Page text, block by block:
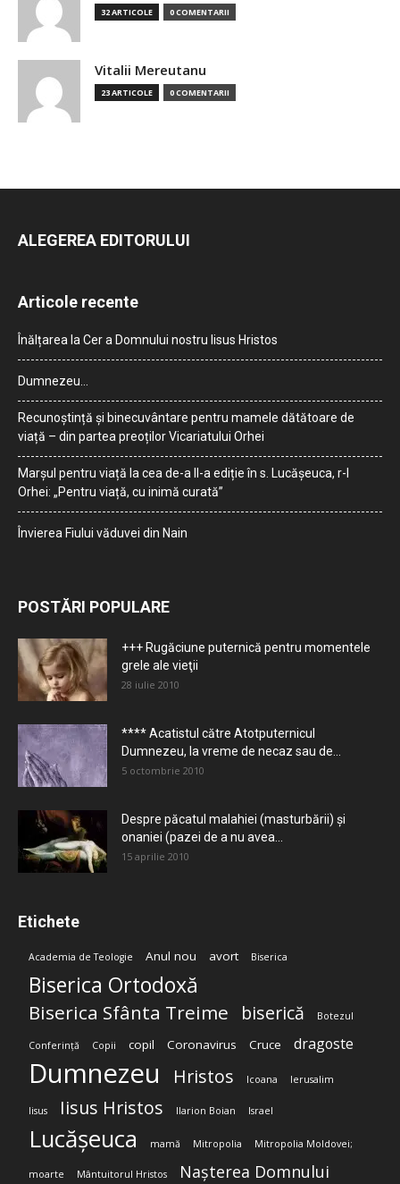
32 ARTICOLE 0 COMENTARII
Vitalii Mereutanu
23 ARTICOLE 0 COMENTARII
ALEGEREA EDITORULUI
Articole recente
Înălțarea la Cer a Domnului nostru Iisus Hristos
Dumnezeu…
Recunoștință și binecuvântare pentru mamele dătătoare de
viață – din partea preoților Vicariatului Orhei
Marșul pentru viață la cea de-a II-a ediție în s. Lucășeuca, r-l
Orhei: „Pentru viață, cu inimă curată”
Învierea Fiului văduvei din Nain
POSTĂRI POPULARE
+++ Rugăciune puternică pentru momentele
grele ale vieţii
28 iulie 2010
**** Acatistul către Atotputernicul
Dumnezeu, la vreme de necaz sau de...
5 octombrie 2010
Despre păcatul malahiei (masturbării) şi
onaniei (pazei de a nu avea...
15 aprilie 2010
Etichete
Academia de Teologie Anul nou avort Biserica
Biserica Ortodoxă
Biserica Sfânta Treime biserică Botezul
Conferință Copii copil Coronavirus Cruce dragoste
Dumnezeu Hristos Icoana Ierusalim
Iisus Iisus Hristos Ilarion Boian Israel
Lucășeuca mamă Mitropolia Mitropolia Moldovei;
moarte Mântuitorul Hristos Nașterea Domnului